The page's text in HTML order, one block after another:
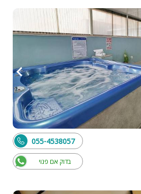
בדוק אם פנוי
055-4538057